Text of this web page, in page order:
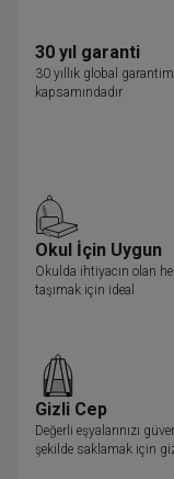
30 yıl garanti
30 yıllık global
kapsamındadır
Okul İçin Uygun
Okulda ihtiyacın olan
taşımak için ideal
Gizli Cep
Değerli eşyalarınızı
şekilde saklamak için